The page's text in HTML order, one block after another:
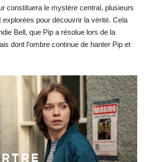
constituera le mystère central, plusieurs
pour découvrir la vérité. Cela
Bell, que Pip a résolue lors de la
dont l’ombre continue de hanter Pip et